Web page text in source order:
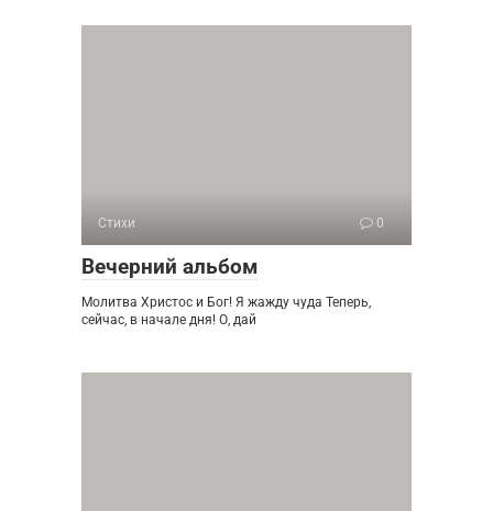
Стихи 0
Вечерний альбом
Молитва Христос и Бог! Я жажду чуда Теперь,
сейчас, в начале дня! О, дай